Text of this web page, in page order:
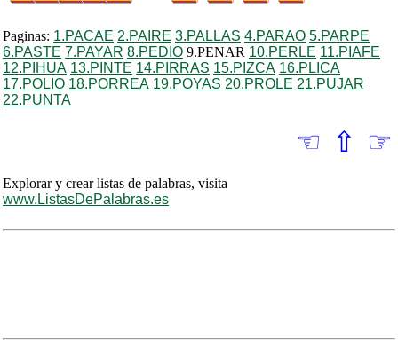
Paginas: 1.PACAE 2.PAIRE 3.PALLAS 4.PARAO 5.PARPE
6.PASTE 7.PAYAR 8.PEDIO 9.PENAR 10.PERLE 11.PIAFE
12.PIHUA 13.PINTE 14.PIRRAS 15.PIZCA 16.PLICA
17.POLIO 18.PORREA 19.POYAS 20.PROLE 21.PUJAR
22.PUNTA
☜ ⇧ ☞
Explorar y crear listas de palabras, visita
www.ListasDePalabras.es